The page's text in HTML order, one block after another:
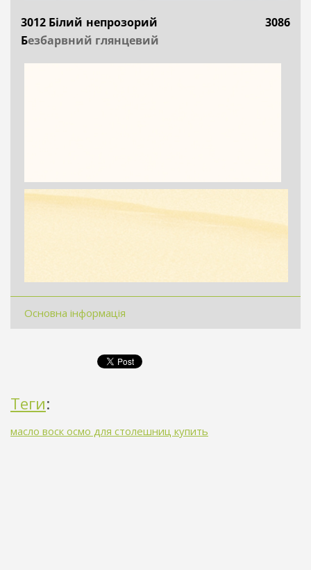
3012 Білий непрозорий3086
Безбарвний глянцевий
Основна інформація
Теги:
масло воск осмо для столешниц купить